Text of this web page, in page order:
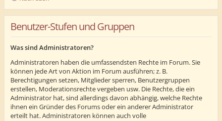
Benutzer-Stufen und Gruppen
Was sind Administratoren?
Administratoren haben die umfassendsten Rechte im Forum. Sie
können jede Art von Aktion im Forum ausführen; z. B.
Berechtigungen setzen, Mitglieder sperren, Benutzergruppen
erstellen, Moderationsrechte vergeben usw. Die Rechte, die ein
Administrator hat, sind allerdings davon abhängig, welche Rechte
ihnen ein Gründer des Forums oder ein anderer Administrator
erteilt hat. Administratoren können auch volle